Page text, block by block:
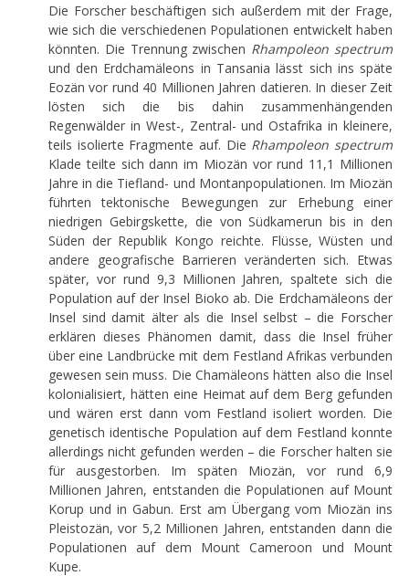
Die Forscher beschäftigen sich außerdem mit der Frage,
wie sich die verschiedenen Populationen entwickelt haben
könnten. Die Trennung zwischen Rhampoleon spectrum
und den Erdchamäleons in Tansania lässt sich ins späte
Eozän vor rund 40 Millionen Jahren datieren. In dieser Zeit
lösten sich die bis dahin zusammenhängenden
Regenwälder in West-, Zentral- und Ostafrika in kleinere,
teils isolierte Fragmente auf. Die Rhampoleon spectrum
Klade teilte sich dann im Miozän vor rund 11,1 Millionen
Jahre in die Tiefland- und Montanpopulationen. Im Miozän
führten tektonische Bewegungen zur Erhebung einer
niedrigen Gebirgskette, die von Südkamerun bis in den
Süden der Republik Kongo reichte. Flüsse, Wüsten und
andere geografische Barrieren veränderten sich. Etwas
später, vor rund 9,3 Millionen Jahren, spaltete sich die
Population auf der Insel Bioko ab. Die Erdchamäleons der
Insel sind damit älter als die Insel selbst – die Forscher
erklären dieses Phänomen damit, dass die Insel früher
über eine Landbrücke mit dem Festland Afrikas verbunden
gewesen sein muss. Die Chamäleons hätten also die Insel
kolonialisiert, hätten eine Heimat auf dem Berg gefunden
und wären erst dann vom Festland isoliert worden. Die
genetisch identische Population auf dem Festland konnte
allerdings nicht gefunden werden – die Forscher halten sie
für ausgestorben. Im späten Miozän, vor rund 6,9
Millionen Jahren, entstanden die Populationen auf Mount
Korup und in Gabun. Erst am Übergang vom Miozän ins
Pleistozän, vor 5,2 Millionen Jahren, entstanden dann die
Populationen auf dem Mount Cameroon und Mount
Kupe.